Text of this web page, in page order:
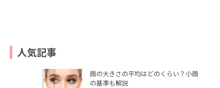
人気記事
顔の大きさの平均はどのくらい？小顔
の基準も解説